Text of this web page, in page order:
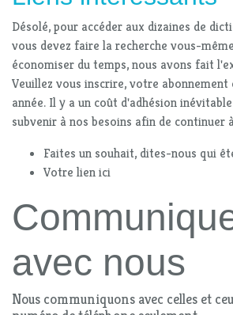
Désolé, pour accéder aux dizaines de
vous devez faire la recherche vous-
économiser du temps, nous avons fait
Veuillez vous inscrire, votre abonnement
année. Il y a un coût d'adhésion
subvenir à nos besoins afin de continuer
Faites un souhait, dites-nous qui
Votre lien ici
avec nous
Nous communiquons avec celles et